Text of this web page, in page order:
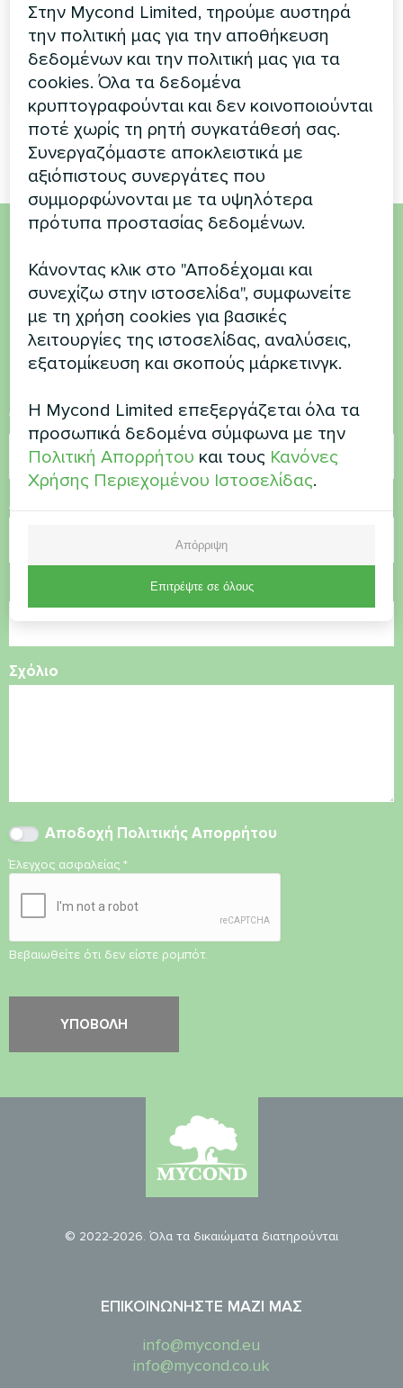
Ικανότητα θέρμανσης:1.70 ... 5.50 kW
ΔΙΑΒΆΣΤΕ ΠΕΡΙΣΣΌΤΕΡΑ
Θέλετε να αγοράσετε ή
έχετε ερωτήσεις
Επικοινωνήστε μαζί μας και θα σας
βοηθήσουμε
Όνομα
Αριθμός τηλεφώνου
Ηλεκτρονικό ταχυδρομείο
Σχόλιο
Αποδοχή Πολιτικής Απορρήτου
Έλεγχος ασφαλείας *
Βεβαιωθείτε ότι δεν είστε ρομπότ.
© 2022-2026. Όλα τα δικαιώματα διατηρούνται
ΕΠΙΚΟΙΝΩΝΉΣΤΕ ΜΑΖΊ ΜΑΣ
info@mycond.eu
info@mycond.co.uk
Στην Mycond Limited, τηρούμε αυστηρά
την πολιτική μας για την αποθήκευση
δεδομένων και την πολιτική μας για τα
cookies. Όλα τα δεδομένα
κρυπτογραφούνται και δεν κοινοποιούνται
ποτέ χωρίς τη ρητή συγκατάθεσή σας.
Συνεργαζόμαστε αποκλειστικά με
αξιόπιστους συνεργάτες που
συμμορφώνονται με τα υψηλότερα
πρότυπα προστασίας δεδομένων.
Κάνοντας κλικ στο "Αποδέχομαι και
συνεχίζω στην ιστοσελίδα", συμφωνείτε
με τη χρήση cookies για βασικές
λειτουργίες της ιστοσελίδας, αναλύσεις,
εξατομίκευση και σκοπούς μάρκετινγκ.
Η Mycond Limited επεξεργάζεται όλα τα
προσωπικά δεδομένα σύμφωνα με την
Πολιτική Απορρήτου και τους Κανόνες
Χρήσης Περιεχομένου Ιστοσελίδας.
Απόρριψη
Επιτρέψτε σε όλους